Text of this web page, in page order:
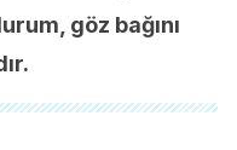
göz bağını